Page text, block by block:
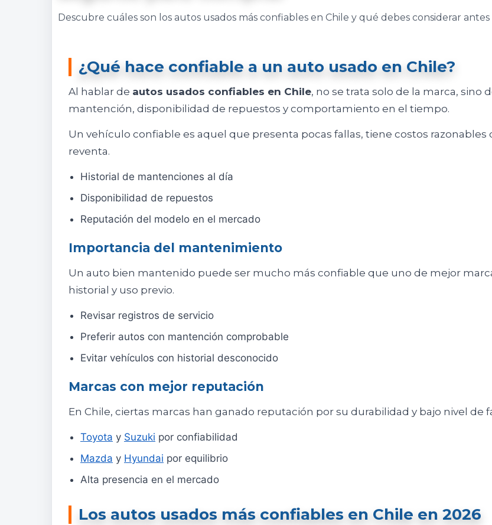
Descubre cuáles son los autos usados más confiables en Chile y qué debes considerar
¿Qué hace confiable a un auto usado en Chile?
Al hablar de autos usados confiables en Chile, no se trata solo de la marca,
mantención, disponibilidad de repuestos y comportamiento en el tiempo.
Un vehículo confiable es aquel que presenta pocas fallas, tiene costos
reventa.
Historial de mantenciones al día
Disponibilidad de repuestos
Reputación del modelo en el mercado
Importancia del mantenimiento
Un auto bien mantenido puede ser mucho más confiable que uno de mejor
historial y uso previo.
Revisar registros de servicio
Preferir autos con mantención comprobable
Evitar vehículos con historial desconocido
Marcas con mejor reputación
En Chile, ciertas marcas han ganado reputación por su durabilidad y bajo nivel de
Toyota y Suzuki por confiabilidad
Mazda y Hyundai por equilibrio
Alta presencia en el mercado
Los autos usados más confiables en Chile en 2026